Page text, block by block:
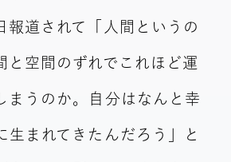
報道されて「人間というの
と空間のずれでこれほど運
まうのか。自分はなんと幸
生まれてきたんだろう」と